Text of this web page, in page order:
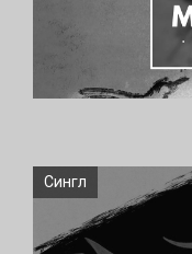
Сингл